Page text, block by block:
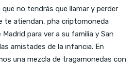
no tendrás que llamar y perder
te atiendan, pha criptomoneda
para ver a su familia y San
amistades de la infancia. En
una mezcla de tragamonedas con